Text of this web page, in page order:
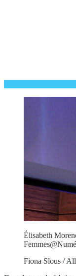
Élisabeth
Fiona Slous /